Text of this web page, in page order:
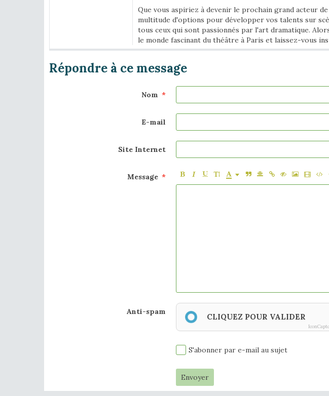
Que vous aspiriez à devenir le prochain grand acteur
multitude d'options pour développer vos talents sur
tous ceux qui sont passionnés par l'art dramatique.
le monde fascinant du théâtre à Paris et laissez-vous
Répondre à ce message
Nom
E-mail
Site Internet
Message
Anti-spam
CLIQUEZ POUR VALIDER
S'abonner par e-mail au sujet
Envoyer